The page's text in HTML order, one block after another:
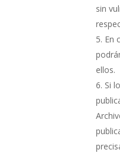
sin
En
ellos.
Si